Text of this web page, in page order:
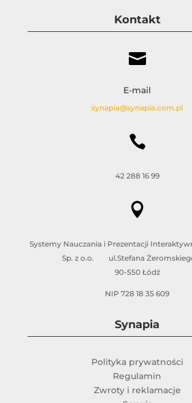
Kontakt

E-mail
synapia@synapia.com.pl

42 288 16 99

Systemy Nauczania i Prezentacji
Sp. z o.o. ul.Stefana
90-550 Łódź
NIP 728 18 35 609
Synapia
Polityka prywatności
Regulamin
Zwroty i reklamacje